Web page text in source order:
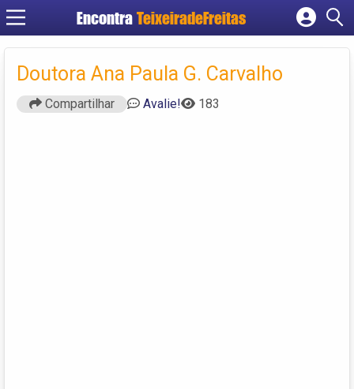
Encontra TeixeiradeFreitas
Cadastrar empresa
Criar conta
Doutora Ana Paula G. Carvalho
Compartilhar Avalie! 183